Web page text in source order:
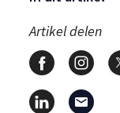
Artikel delen